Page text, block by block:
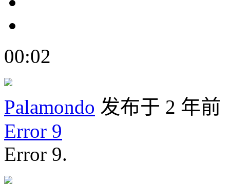
00:02
Palamondo 发布于 2 年前
Error 9
Error 9.